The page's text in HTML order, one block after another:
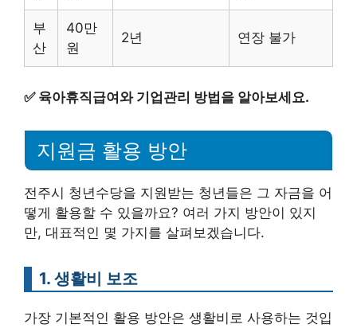
부
산
40만
원
2년 연장 불가
✅ 육아휴직급여와 기업관리 방법을 알아보세요.
지원금 활용 방안
전주시 청년수당을 지원받는 청년들은 그 자금을 어
떻게 활용할 수 있을까요? 여러 가지 방안이 있지
만, 대표적인 몇 가지를 살펴보겠습니다.
1. 생활비 보조
가장 기본적인 활용 방안은 생활비로 사용하는 것입